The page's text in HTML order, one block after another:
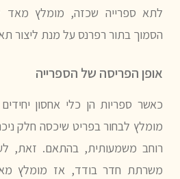
לתא ספרייה שכזה, מומלץ
הסמוך בתור רפרנס על מנת ליצור
אופן הפריסה של הספרייה
כאשר ספריות הן כלי אחסון
מומלץ לבחור בפריט שיכסה חלק
רוחב משמעותית, בהתאם. זאת,
משרתת חדר בודד, אז מומלץ